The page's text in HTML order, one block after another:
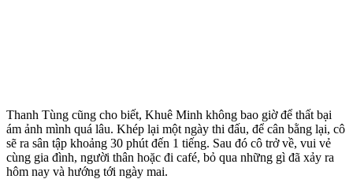
Thanh Tùng cũng cho biết, Khuê Minh không bao giờ để thất bại
ám ảnh mình quá lâu. Khép lại một ngày thi đấu, để cân bằng lại, cô
sẽ ra sân tập khoảng 30 phút đến 1 tiếng. Sau đó cô trở về, vui vẻ
cùng gia đình, người thân hoặc đi café, bỏ qua những gì đã xảy ra
hôm nay và hướng tới ngày mai.